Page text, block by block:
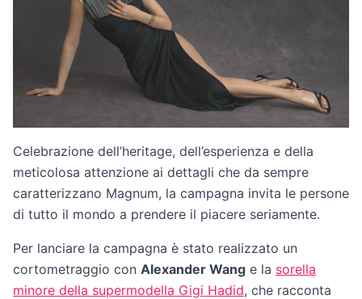
Celebrazione dell’heritage, dell’esperienza e della
meticolosa attenzione ai dettagli che da sempre
caratterizzano Magnum, la campagna invita le persone
di tutto il mondo a prendere il piacere seriamente.
Per lanciare la campagna è stato realizzato un
cortometraggio con Alexander Wang e la sorella
minore della supermodella Gigi Hadid, che racconta